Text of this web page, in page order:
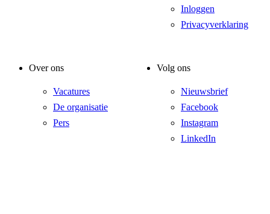
Inloggen
Privacyverklaring
Over ons
Vacatures
De organisatie
Pers
Volg ons
Nieuwsbrief
Facebook
Instagram
LinkedIn